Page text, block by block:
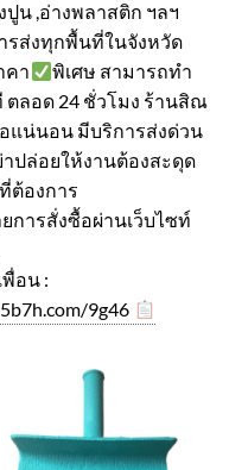
ปูน ,อ่างพลาสติก ฯลฯ
รส่งทุกพื้นที่ในจังหวัด
คา
พิเศษ สามารถทำ
ตลอด 24 ชั่วโมง ร้านสิณ
แน่นอน มีบริการส่งด่วน
ปล่อยให้งานต้องสะดุด
ต้องการ
การสั่งซื้อผ่านเว็บไซท์
อน :
9g46